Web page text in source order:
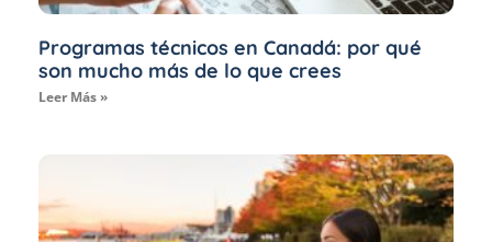
Programas técnicos en Canadá: por qué
son mucho más de lo que crees
Leer Más »